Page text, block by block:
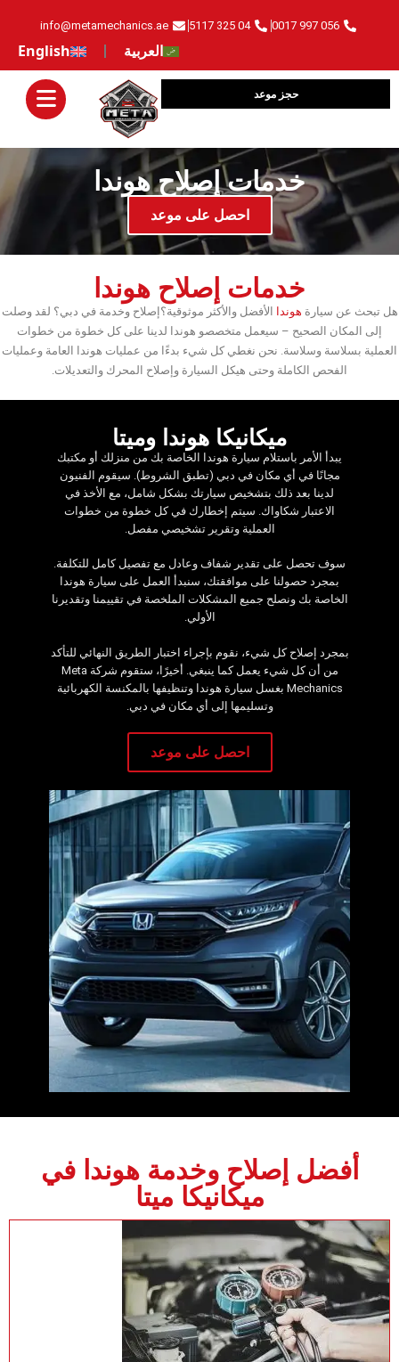
056 997 0017
04 325 5117
info@metamechanics.ae
العربية English
حجز موعد
خدمات إصلاح هوندا
‏احصل على موعد‏
خدمات إصلاح هوندا
هل تبحث عن سيارة هوندا الأفضل والأكثر موثوقية؟إصلاح وخدمة في دبي؟ لقد وصلت
إلى المكان الصحيح – سيعمل متخصصو هوندا لدينا على كل خطوة من خطوات
العملية بسلاسة وسلاسة. نحن نغطي كل شيء بدءًا من عمليات هوندا العامة وعمليات
الفحص الكاملة وحتى هيكل السيارة وإصلاح المحرك والتعديلات.
ميكانيكا هوندا وميتا
يبدأ الأمر باستلام سيارة هوندا الخاصة بك من منزلك أو مكتبك
مجانًا في أي مكان في دبي (تطبق الشروط). سيقوم الفنيون
لدينا بعد ذلك بتشخيص سيارتك بشكل شامل، مع الأخذ في
الاعتبار شكاواك. سيتم إخطارك في كل خطوة من خطوات
العملية وتقرير تشخيصي مفصل.
سوف تحصل على تقدير شفاف وعادل مع تفصيل كامل للتكلفة.
بمجرد حصولنا على موافقتك، سنبدأ العمل على سيارة هوندا
الخاصة بك ونصلح جميع المشكلات الملخصة في تقييمنا وتقديرنا
الأولي.
بمجرد إصلاح كل شيء، نقوم بإجراء اختبار الطريق النهائي للتأكد
من أن كل شيء يعمل كما ينبغي. أخيرًا، ستقوم شركة Meta
Mechanics بغسل سيارة هوندا وتنظيفها بالمكنسة الكهربائية
وتسليمها إلى أي مكان في دبي.
‏احصل على موعد‏
أفضل إصلاح وخدمة هوندا في
ميكانيكا ميتا